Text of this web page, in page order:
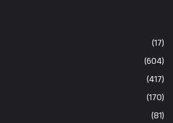
(17)
(604)
(417)
(170)
(81)